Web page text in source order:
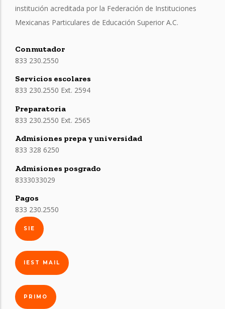
institución acreditada por la Federación de Instituciones
Mexicanas Particulares de Educación Superior A.C.
Conmutador
833 230.2550
Servicios escolares
833 230.2550 Ext. 2594
Preparatoria
833 230.2550 Ext. 2565
Admisiones prepa y universidad
833 328 6250
Admisiones posgrado
8333033029
Pagos
833 230.2550
SIE
IEST MAIL
PRIMO